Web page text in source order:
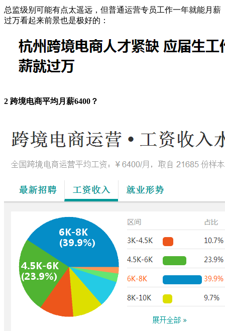
总监级别可能有点太遥远，但普通运营专员工作一年就能月薪
过万看起来前景也是极好的：
2 跨境电商平均月薪6400？